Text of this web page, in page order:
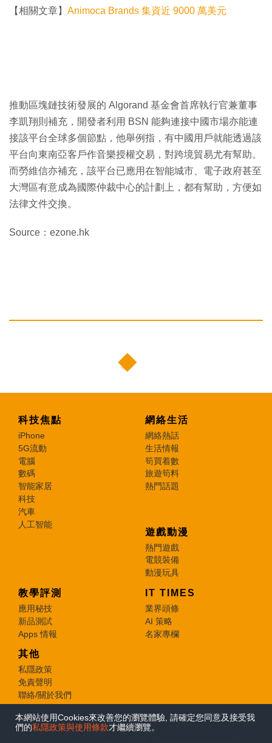
【相關文章】 Animoca Brands 集資近 9000 萬美元
推動區塊鏈技術發展的 Algorand 基金會首席執行官兼董事
李凱翔則補充，開發者利用 BSN 能夠連接中國市場亦能連
接該平台全球多個節點，他舉例指，有中國用戶就能透過該
平台向東南亞客戶作音樂授權交易，對跨境貿易尤有幫助。
而勞維信亦補充，該平台已應用在智能城市、電子政府甚至
大灣區有意成為國際仲裁中心的計劃上，都有幫助，方便如
法律文件交換。
Source：ezone.hk
科技焦點
iPhone
5G流動
電腦
數碼
智能家居
科技
汽車
人工智能
網絡生活
網絡熱話
生活情報
筍買着數
旅遊筍料
熱門話題
遊戲動漫
熱門遊戲
電競裝備
動漫玩具
教學評測
應用秘技
新品測試
Apps 情報
IT TIMES
業界頭條
AI 策略
名家專欄
其他
私隱政策
免責聲明
聯絡/關於我們
© 2026 e-zone. All Rights Reserved.
本網站使用Cookies來改善您的瀏覽體驗, 請確定您同意及接受我
們的私隱政策與使用條款才繼續瀏覽。